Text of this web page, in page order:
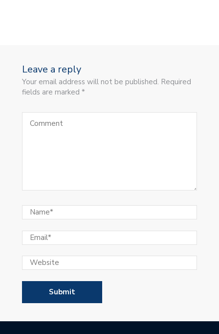
Leave a reply
Your email address will not be published. Required
fields are marked *